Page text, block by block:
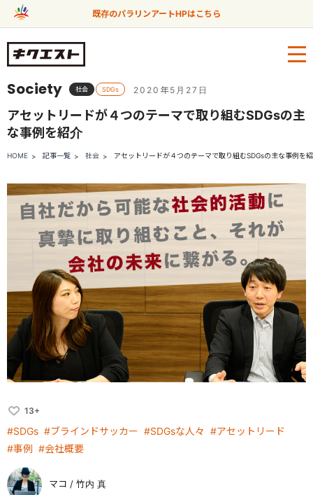
既存のパラリンアートHPはこちら
Society 社会 SDGs 2020年5月27日
アセットリードが４つのテーマで取り組むSDGsの主
な事例を紹介
HOME 記事一覧 社会 アセットリードが４つのテーマで取り組むSDGsの主な事例を
13+
#SDGs #ブラインドサッカー #SDGsな人々 #アセットリード
#事例
#会社概要
マコ / 竹内 真